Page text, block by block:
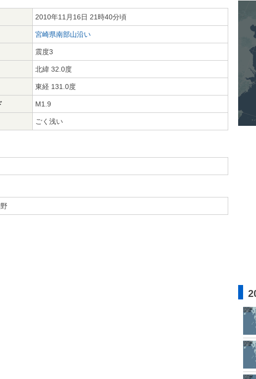
2010年11月16日 21時40分頃
宮崎県南部山沿い
震度3
北緯 32.0度
東経 131.0度
M1.9
ごく浅い